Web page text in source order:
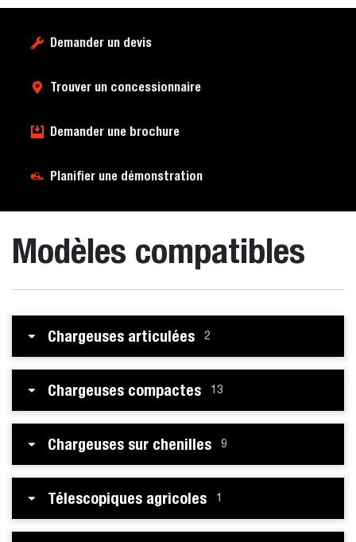
Demander un devis
Trouver un concessionnaire
Demander une brochure
Planifier une démonstration
Modèles compatibles
Chargeuses articulées 2
Chargeuses compactes 13
Chargeuses sur chenilles 9
Télescopiques agricoles 1